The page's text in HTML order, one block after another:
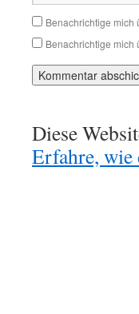
Benachrichtige mich
Benachrichtige mich
Diese
Erfahre, wie